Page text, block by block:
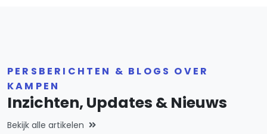
PERSBERICHTEN & BLOGS OVER
KAMPEN
Inzichten, Updates & Nieuws
Bekijk alle artikelen